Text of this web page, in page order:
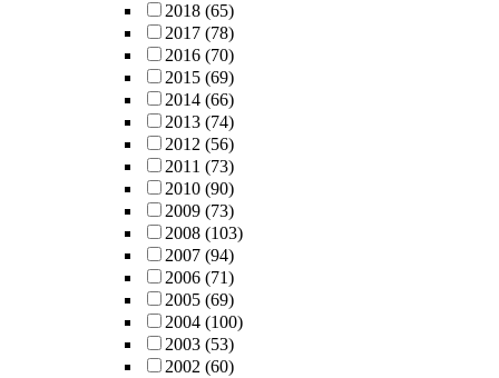
2018 (65)
2017 (78)
2016 (70)
2015 (69)
2014 (66)
2013 (74)
2012 (56)
2011 (73)
2010 (90)
2009 (73)
2008 (103)
2007 (94)
2006 (71)
2005 (69)
2004 (100)
2003 (53)
2002 (60)